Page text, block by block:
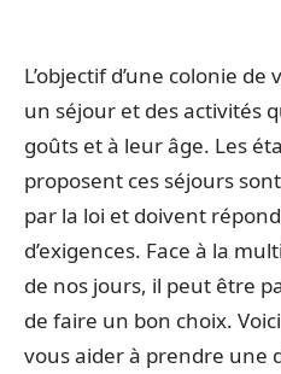
L’objectif d’une colonie
un séjour et des activités
goûts et à leur âge. Les
proposent ces séjours
par la loi et doivent
d’exigences. Face à la
de nos jours, il peut être
de faire un bon choix.
vous aider à prendre une